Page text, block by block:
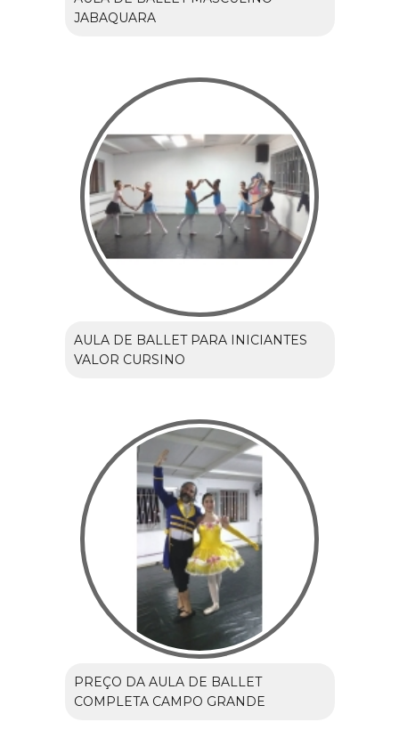
JABAQUARA
AULA DE BALLET PARA INICIANTES
VALOR CURSINO
PREÇO DA AULA DE BALLET
COMPLETA CAMPO GRANDE